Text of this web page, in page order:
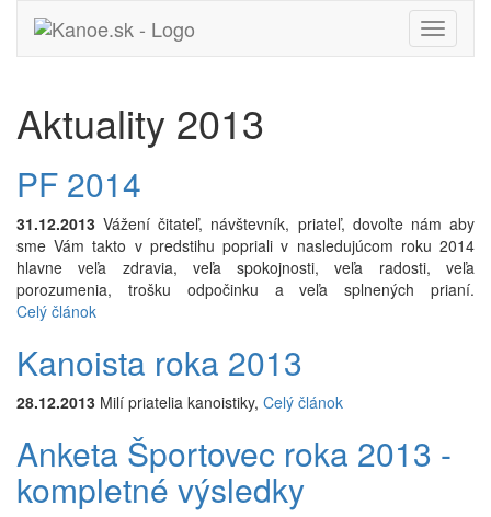
Toggle
Aktuality 2013
PF 2014
31.12.2013 Vážení čitateľ, návštevník, priateľ, dovoľte nám aby
sme Vám takto v predstihu popriali v nasledujúcom roku 2014
hlavne veľa zdravia, veľa spokojnosti, veľa radosti, veľa
porozumenia, trošku odpočinku a veľa splnených prianí.
Celý článok
Kanoista roka 2013
28.12.2013 Milí priatelia kanoistiky, Celý článok
Anketa Športovec roka 2013 -
kompletné výsledky